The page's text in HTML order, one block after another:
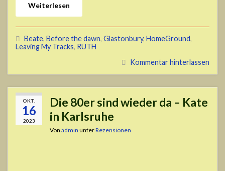
Weiterlesen
Beate, Before the dawn, Glastonbury, HomeGround,
Leaving My Tracks, RUTH
Kommentar hinterlassen
OKT.
16
2023
Die 80er sind wieder da – Kate
in Karlsruhe
Von admin unterRezensionen